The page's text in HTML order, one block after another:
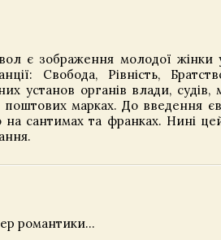
є зображення молодої жінки
Свобода, Рівність,
установ органів влади, судів,
поштових марках. До введення
сантимах та франках. Нині
романтики...